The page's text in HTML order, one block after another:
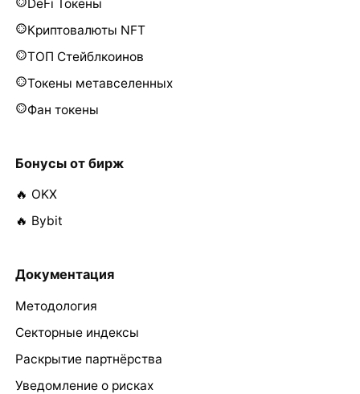
DeFi Токены
Криптовалюты NFT
ТОП Стейблкоинов
Токены метавселенных
Фан токены
Бонусы от бирж
🔥 OKX
🔥 Bybit
Документация
Методология
Секторные индексы
Раскрытие партнёрства
Уведомление о рисках